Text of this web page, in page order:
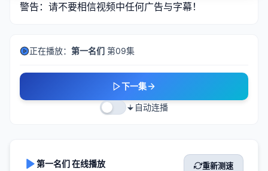
警告：请不要相信视频中任何广告与字幕！
正在播放： 第一名们 第09集
下一集
自动连播
第一名们 在线播放 重新测速